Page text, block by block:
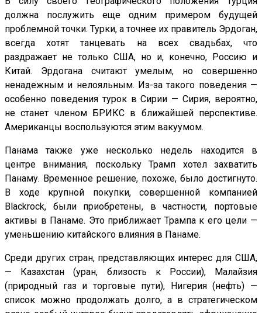
должна послужить еще одним примером будущей
проблемной точки. Турки, а точнее их правитель Эрдоган,
всегда хотят танцевать на всех свадьбах, что
раздражает не только США, но и, конечно, Россию и
Китай. Эрдогана считают умелым, но совершенно
ненадежным и нелояльным. Из-за такого поведения —
особенно поведения турок в Сирии — Сирия, вероятно,
не станет членом БРИКС в ближайшей перспективе.
Американцы воспользуются этим вакуумом.
Панама также уже несколько недель находится в
центре внимания, поскольку Трамп хотел захватить
Панаму. Временное решение, похоже, было достигнуто.
В ходе крупной покупки, совершенной компанией
Blackrock, были приобретены, в частности, портовые
активы в Панаме. Это приближает Трампа к его цели —
уменьшению китайского влияния в Панаме.
Среди других стран, представляющих интерес для США,
— Казахстан (уран, близость к России), Малайзия
(природный газ и торговые пути), Нигерия (нефть) —
список можно продолжать долго, а в стратегическом